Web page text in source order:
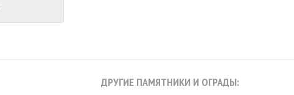
ДРУГИЕ ПАМЯТНИКИ И ОГРАДЫ: